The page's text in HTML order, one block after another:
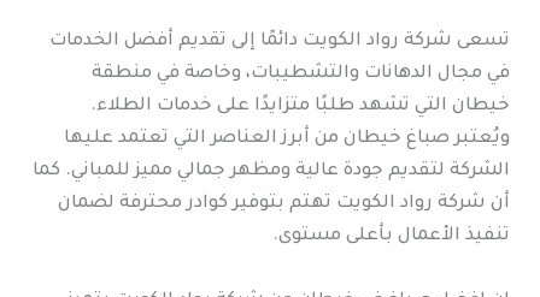
تسعى شركة رواد الكويت دائمًا إلى تقديم أفضل الخدمات
في مجال الدهانات والتشطيبات، وخاصة في منطقة
خيطان التي تشهد طلبًا متزايدًا على خدمات الطلاء.
ويُعتبر صباغ خيطان من أبرز العناصر التي تعتمد عليها
الشركة لتقديم جودة عالية ومظهر جمالي مميز للمباني. كما
أن شركة رواد الكويت تهتم بتوفير كوادر محترفة لضمان
تنفيذ الأعمال بأعلى مستوى.